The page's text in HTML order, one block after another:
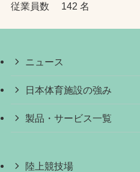
従業員数 142 名
ニュース
日本体育施設の強み
製品・サービス一覧
陸上競技場